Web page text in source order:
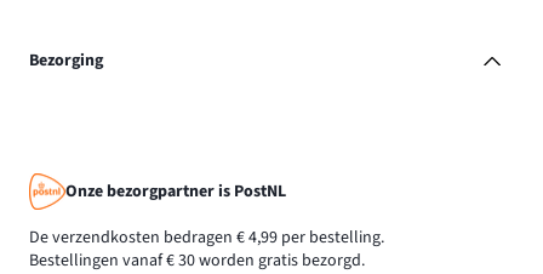
Bezorging
Onze bezorgpartner is PostNL
De verzendkosten bedragen € 4,99 per bestelling.
Bestellingen vanaf € 30 worden gratis bezorgd.